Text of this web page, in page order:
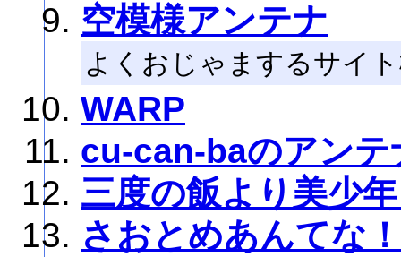
空模様アンテナ
よくおじゃまするサイ
WARP
cu-can-baのアンテ
三度の飯より美少
さおとめあんてな！